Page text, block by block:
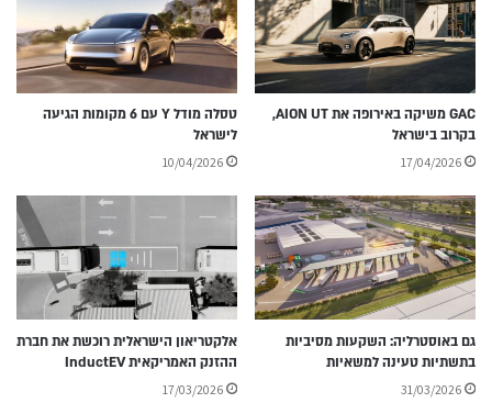
GAC משיקה באירופה את AION UT,
בקרוב בישראל
17/04/2026
טסלה מודל Y עם 6 מקומות הגיעה
לישראל
10/04/2026
גם באוסטרליה: השקעות מסיביות
בתשתיות טעינה למשאיות
31/03/2026
אלקטריאון הישראלית רוכשת את חברת
ההזנק האמריקאית InductEV
17/03/2026